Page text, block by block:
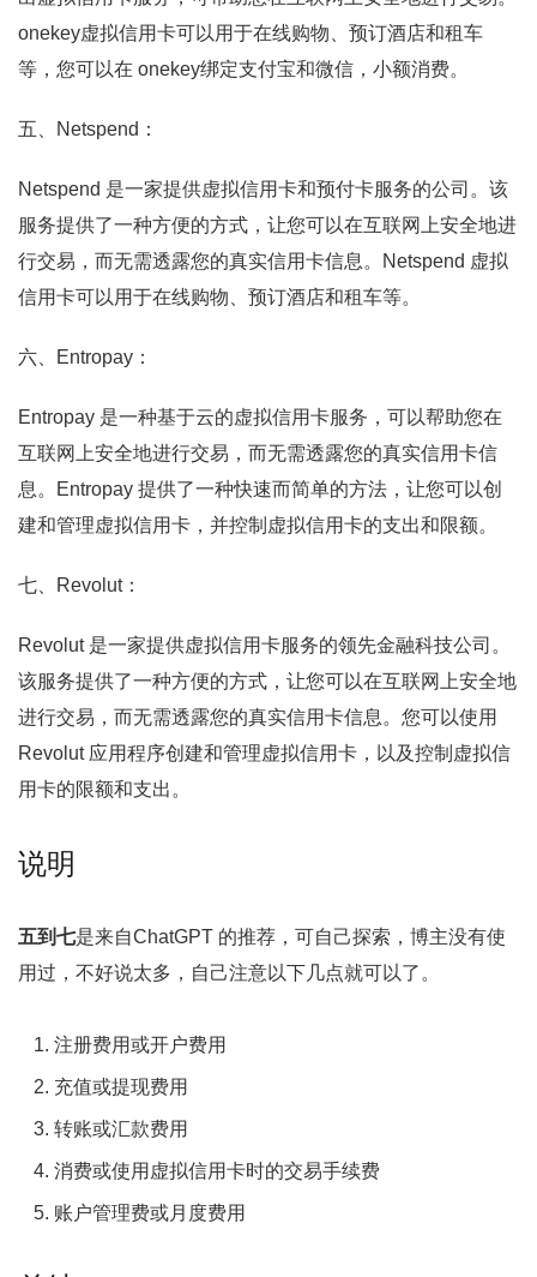
onekey虚拟信用卡可以用于在线购物、预订酒店和租车
等，您可以在 onekey绑定支付宝和微信，小额消费。
五、Netspend：
Netspend 是一家提供虚拟信用卡和预付卡服务的公司。该
服务提供了一种方便的方式，让您可以在互联网上安全地进
行交易，而无需透露您的真实信用卡信息。Netspend 虚拟
信用卡可以用于在线购物、预订酒店和租车等。
六、Entropay：
Entropay 是一种基于云的虚拟信用卡服务，可以帮助您在
互联网上安全地进行交易，而无需透露您的真实信用卡信
息。Entropay 提供了一种快速而简单的方法，让您可以创
建和管理虚拟信用卡，并控制虚拟信用卡的支出和限额。
七、Revolut：
Revolut 是一家提供虚拟信用卡服务的领先金融科技公司。
该服务提供了一种方便的方式，让您可以在互联网上安全地
进行交易，而无需透露您的真实信用卡信息。您可以使用
Revolut 应用程序创建和管理虚拟信用卡，以及控制虚拟信
用卡的限额和支出。
说明
五到七是来自ChatGPT 的推荐，可自己探索，博主没有使
用过，不好说太多，自己注意以下几点就可以了。
注册费用或开户费用
充值或提现费用
转账或汇款费用
消费或使用虚拟信用卡时的交易手续费
账户管理费或月度费用